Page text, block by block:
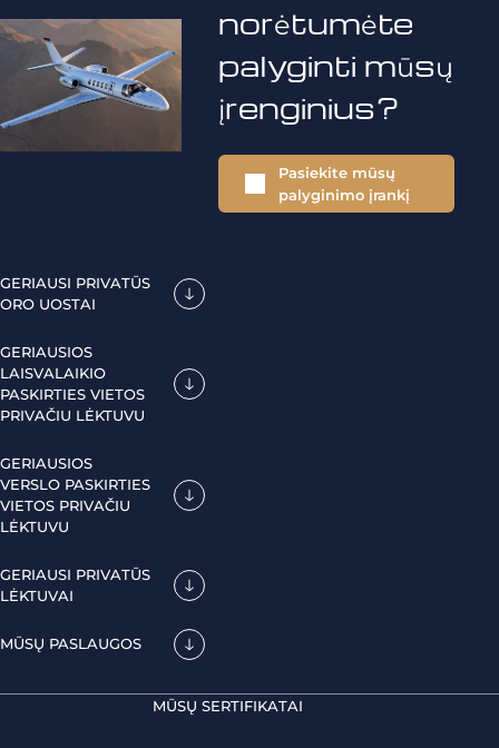
norėtumėte
palyginti mūsų
įrenginius?
Pasiekite mūsų
palyginimo įrankį
GERIAUSI PRIVATŪS
ORO UOSTAI
GERIAUSIOS
LAISVALAIKIO
PASKIRTIES VIETOS
PRIVAČIU LĖKTUVU
GERIAUSIOS
VERSLO PASKIRTIES
VIETOS PRIVAČIU
LĖKTUVU
GERIAUSI PRIVATŪS
LĖKTUVAI
MŪSŲ PASLAUGOS
MŪSŲ SERTIFIKATAI